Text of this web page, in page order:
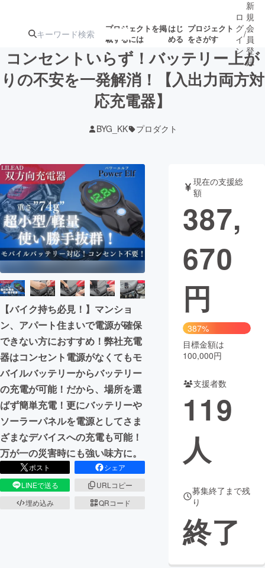
プロジェクトを掲
載するには
はじ
める
プロジェクト
をさがす
注目の新着プロ募集終了が近いプ
テクノロジー・ガジェット
映像・映画 書籍・雑誌
ビジネス・起業 チャレンジ
まちづくり・地域活性化
CAMPFIRE for Social Good
CAMPFIRE Creation
CAMPFIREふるさと納税machi-ya コミュニティ
ロ
グ
イ
ン
/
新
規
会
員
登
録
コンセントいらず！バッテリー上が
りの不安を一発解消！【入出力両方対
応充電器】
BYG_KK プロダクト
【バイク持ち必見！】マンショ
ン、アパート住まいで電源が確保
できない方におすすめ！弊社充電
器はコンセント電源がなくてもモ
バイルバッテリーからバッテリー
の充電が可能！だから、場所を選
ばず簡単充電！更にバッテリーや
ソーラーパネルを電源としてさま
ざまなデバイスへの充電も可能！
万が一の災害時にも強い味方に。
ポスト
シェア
LINEで送る
URLコピー
埋め込み
QRコード
現在の支援総
額
387,
670
円
387%
目標金額は
100,000円
支援者数
119
人
募集終了まで残
り
終了